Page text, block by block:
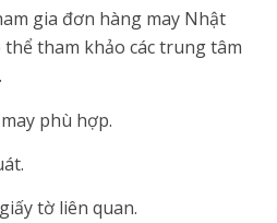
gia đơn hàng may Nhật
tham khảo các trung tâm
phù hợp.
tờ liên quan.